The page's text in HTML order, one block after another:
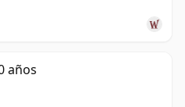
años